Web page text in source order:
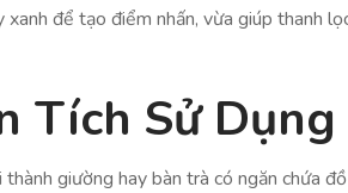
để tạo điểm nhấn, vừa giúp thanh
Tích Sử Dụng
giường hay bàn trà có ngăn chứa